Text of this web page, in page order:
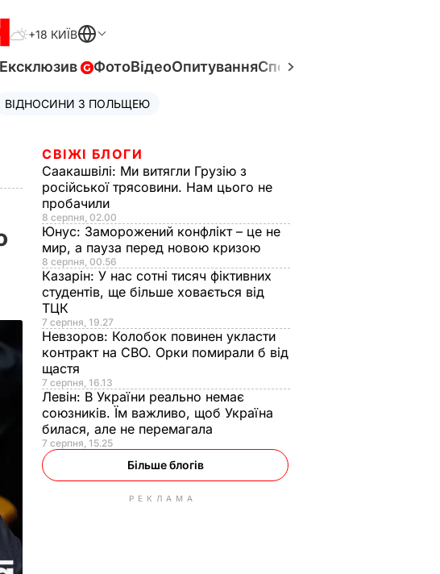
+18 КИЇВ
Ексклюзив ФотоВідеоОпитуванняСпецпроєкти
ВІДНОСИНИ З ПОЛЬЩЕЮ
СВІЖІ БЛОГИ
Саакашвілі: Ми витягли Грузію з
російської трясовини. Нам цього не
пробачили
8 серпня, 02.00
Юнус: Заморожений конфлікт – це не
мир, а пауза перед новою кризою
8 серпня, 00.56
Казарін: У нас сотні тисяч фіктивних
студентів, ще більше ховається від
ТЦК
7 серпня, 19.27
Невзоров: Колобок повинен укласти
контракт на СВО. Орки помирали б від
щастя
7 серпня, 16.13
Левін: В України реально немає
союзників. Їм важливо, щоб Україна
билася, але не перемагала
7 серпня, 15.25
Більше блогів
РЕКЛАМА